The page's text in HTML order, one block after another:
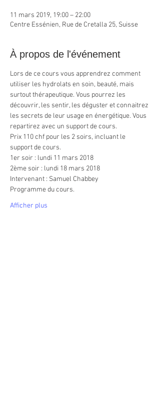
11 mars 2019, 19:00 – 22:00
Centre Essénien, Rue de Cretalla 25, Suisse
À propos de l'événement
Lors de ce cours vous apprendrez comment
utiliser les hydrolats en soin, beauté, mais
surtout thérapeutique. Vous pourrez les
découvrir, les sentir, les déguster et connaitrez
les secrets de leur usage en énergétique. Vous
repartirez avec un support de cours.
Prix 110 chf pour les 2 soirs, incluant le
support de cours.
1er soir : lundi 11 mars 2018
2ème soir : lundi 18 mars 2018
Intervenant : Samuel Chabbey
Programme du cours.
Afficher plus